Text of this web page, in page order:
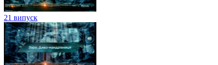
21 випуск